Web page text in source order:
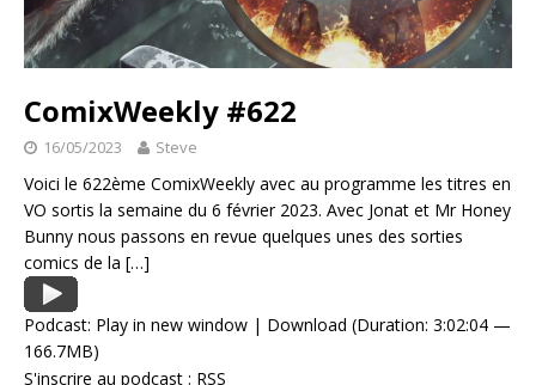
ComixWeekly #622
16/05/2023 Steve
Voici le 622ème ComixWeekly avec au programme les titres en
VO sortis la semaine du 6 février 2023. Avec Jonat et Mr Honey
Bunny nous passons en revue quelques unes des sorties
comics de la […]
Podcast: Play in new window | Download (Duration: 3:02:04 —
166.7MB)
S'inscrire au podcast : RSS